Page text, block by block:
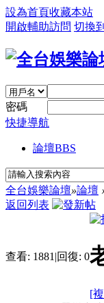
設為首頁收藏本站
開啟輔助訪問 切換
密碼
快捷導航
論壇BBS
全台娛樂論壇»論壇 ›
返回列表
查看: 1881 |回復: 0
[